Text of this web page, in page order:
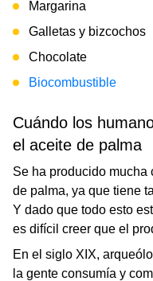
Margarina
Galletas y bizcochos
Chocolate
Biocombustible
Cuándo los
el aceite de palma
Se ha producido mucha
de palma, ya que tiene
Y dado que todo esto
es difícil creer que el
En el siglo XIX,
la gente consumía y